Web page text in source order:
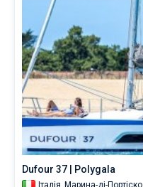
Dufour 37 | Polygala
Італія, Марина-ді-Портіско